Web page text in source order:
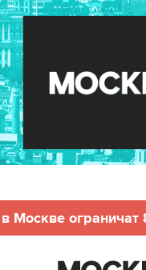
Москве ограничат